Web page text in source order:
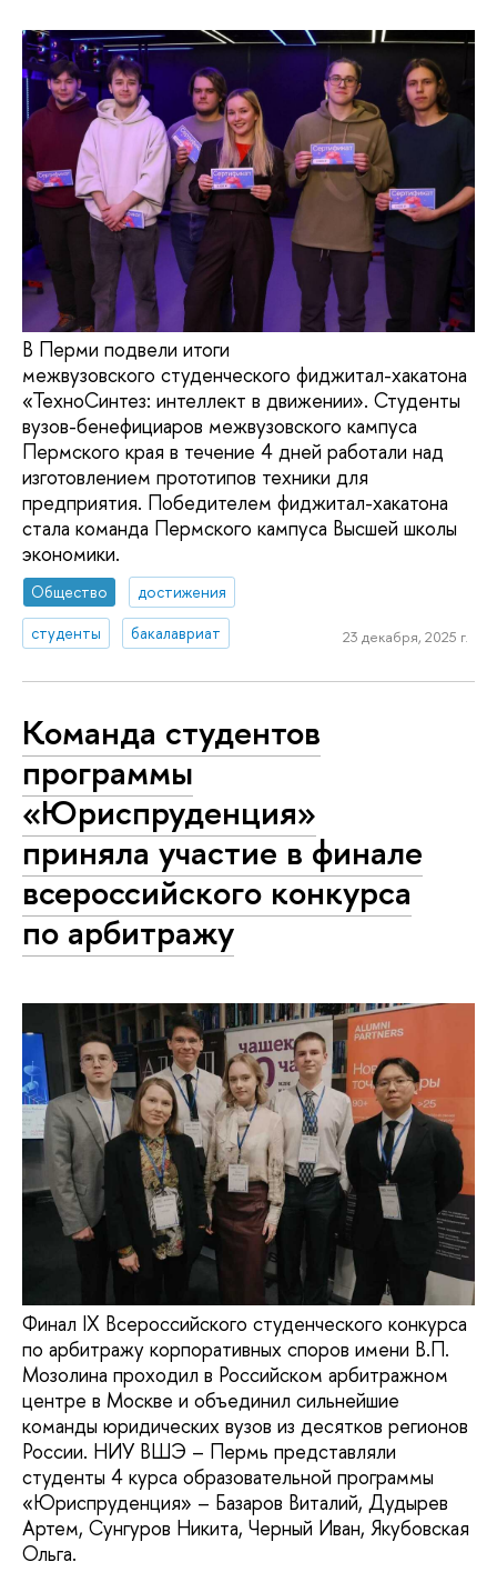
В Перми подвели итоги
межвузовского студенческого фиджитал-хакатона
«ТехноСинтез: интеллект в движении». Студенты
вузов-бенефициаров межвузовского кампуса
Пермского края в течение 4 дней работали над
изготовлением прототипов техники для
предприятия. Победителем фиджитал-хакатона
стала команда Пермского кампуса Высшей школы
экономики.
Общество
достижения
студенты
бакалавриат 23 декабря, 2025 г.
Команда студентов
программы
«Юриспруденция»
приняла участие в финале
всероссийского конкурса
по арбитражу
Финал IX Всероссийского студенческого конкурса
по арбитражу корпоративных споров имени В.П.
Мозолина проходил в Российском арбитражном
центре в Москве и объединил сильнейшие
команды юридических вузов из десятков регионов
России. НИУ ВШЭ – Пермь представляли
студенты 4 курса образовательной программы
«Юриспруденция» – Базаров Виталий, Дудырев
Артем, Сунгуров Никита, Черный Иван, Якубовская
Ольга.